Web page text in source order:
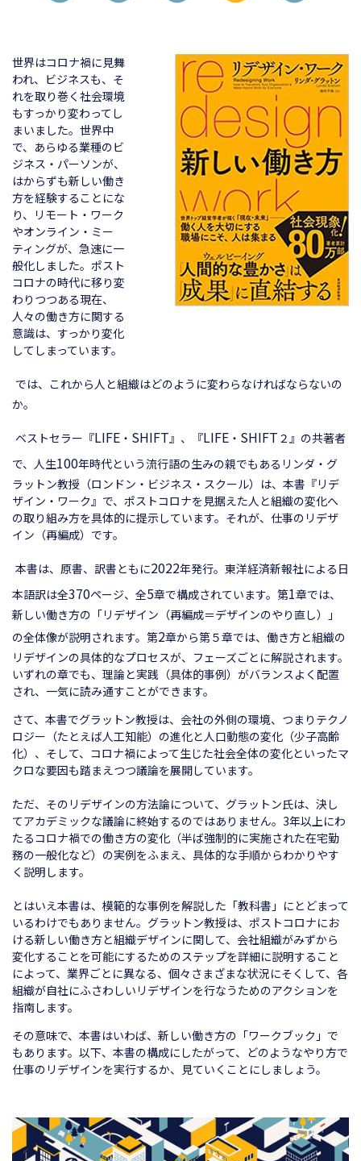
世界はコロナ禍に見舞
われ、ビジネスも、そ
れを取り巻く社会環境
もすっかり変わってし
まいました。世界中
で、あらゆる業種のビ
ジネス・パーソンが、
はからずも新しい働き
方を経験することにな
り、リモート・ワーク
やオンライン・ミー
ティングが、急速に一
般化しました。ポスト
コロナの時代に移り変
わりつつある現在、
人々の働き方に関する
意識は、すっかり変化
してしまっています。
では、これから人と組織はどのように変わらなければならないの
か。
ベストセラー『LIFE ・ SHIFT 』、『LIFE ・ SHIFT ２』の共著者
で、人生100年時代という流行語の生みの親でもあるリンダ・グ
ラットン教授（ロンドン・ビジネス・スクール）は、本書『リデ
ザイン・ワーク』で、ポストコロナを見据えた人と組織の変化へ
の取り組み方を具体的に提示しています。それが、仕事のリデザ
イン（再編成）です。
本書は、原書、訳書ともに2022年発行。東洋経済新報社による日
本語訳は全370ページ、全5章で構成されています。第1章では、
新しい働き方の「リデザイン（再編成＝デザインのやり直し）」
の全体像が説明されます。第2章から第５章では、働き方と組織の
リデザインの具体的なプロセスが、フェーズごとに解説されます。
いずれの章でも、理論と実践（具体的事例）がバランスよく配置
され、一気に読み通すことができます。
さて、本書でグラットン教授は、会社の外側の環境、つまりテクノ
ロジー（たとえば人工知能）の進化と人口動態の変化（少子高齢
化）、そして、コロナ禍によって生じた社会全体の変化といったマ
クロな要因も踏まえつつ議論を展開しています。
ただ、そのリデザインの方法論について、グラットン氏は、決し
てアカデミックな議論に終始するのではありません。3年以上にわ
たるコロナ禍での働き方の変化（半ば強制的に実施された在宅勤
務の一般化など）の実例をふまえ、具体的な手順からわかりやす
く説明します。
とはいえ本書は、模範的な事例を解説した「教科書」にとどまって
いるわけでもありません。グラットン教授は、ポストコロナにお
ける新しい働き方と組織デザインに関して、会社組織がみずから
変化することを可能にするためのステップを詳細に説明すること
によって、業界ごとに異なる、個々さまざまな状況にそくして、各
組織が自社にふさわしいリデザインを行なうためのアクションを
指南します。
その意味で、本書はいわば、新しい働き方の「ワークブック」で
もあります。以下、本書の構成にしたがって、どのようなやり方で
仕事のリデザインを実行するか、見ていくことにしましょう。